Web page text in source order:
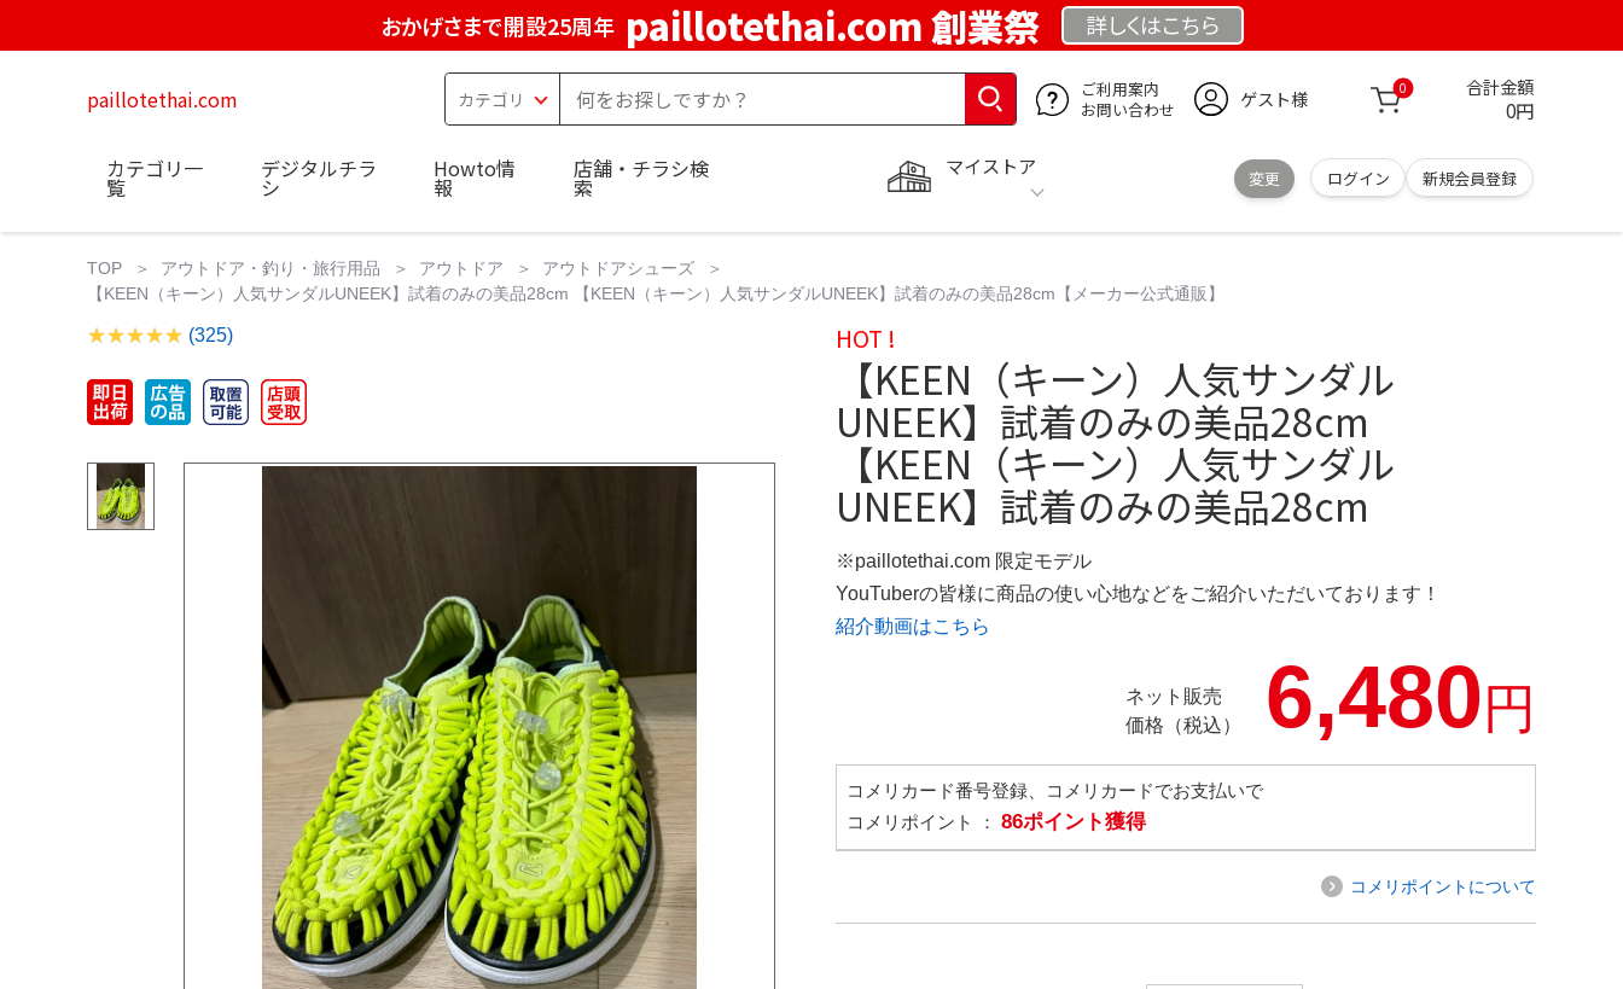
おかげさまで開設25周年 paillotethai.com 創業祭 詳しくはこちら
paillotethai.com
ご利用案内
お問い合わせ
ゲスト様 0 合計金額
0円
マイストア
変更 ログイン 新規会員登録
カテゴリ一
覧
デジタルチラ
シ
Howto情
報
店舗・チラシ検
索
TOP アウトドア・釣り・旅行用品 アウトドア
アウトドアシューズ
【KEEN（キーン）人気サンダルUNEEK】試着のみの美品28cm 【KEEN（キーン）人気サンダルUNEEK】試着のみの美品28cm【メーカー公式通販】
(325) HOT !
【KEEN（キーン）人気サンダル
UNEEK】試着のみの美品28cm
【KEEN（キーン）人気サンダル
UNEEK】試着のみの美品28cm
※paillotethai.com 限定モデル
YouTuberの皆様に商品の使い心地などをご紹介いただいております！
紹介動画はこちら
ネット販売
価格（税込）
6,480円
コメリカード番号登録、コメリカードでお支払いで
コメリポイント ： 86ポイント獲得
コメリポイントについて